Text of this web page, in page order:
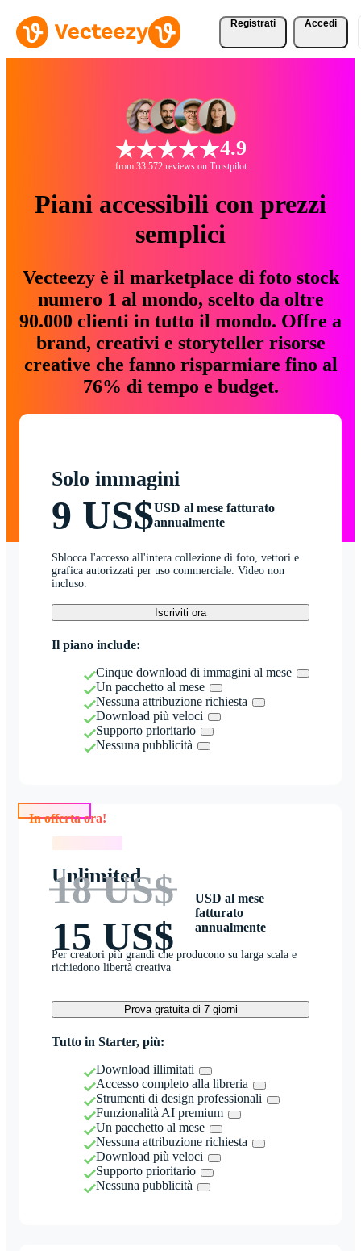
Registrati Accedi
4.9
from 33.572 reviews on Trustpilot
Piani accessibili con prezzi
semplici
Vecteezy è il marketplace di foto stock
numero 1 al mondo, scelto da oltre
90.000 clienti in tutto il mondo. Offre a
brand, creativi e storyteller risorse
creative che fanno risparmiare fino al
76% di tempo e budget.
Solo immagini
9 US$USD al mese fatturato
annualmente
Sblocca l'accesso all'intera collezione di foto, vettori e
grafica autorizzati per uso commerciale. Video non
incluso.
Iscriviti ora
Il piano include:
Cinque download di immagini al mese
Un pacchetto al mese
Nessuna attribuzione richiesta
Download più veloci
Supporto prioritario
Nessuna pubblicità
Unlimited
18 US$
15 US$
USD al mese
fatturato
annualmente
Per creatori più grandi che producono su larga scala e
richiedono libertà creativa
Prova gratuita di 7 giorni
Tutto in Starter, più:
Download illimitati
Accesso completo alla libreria
Strumenti di design professionali
Funzionalità AI premium
Un pacchetto al mese
Nessuna attribuzione richiesta
Download più veloci
Supporto prioritario
Nessuna pubblicità